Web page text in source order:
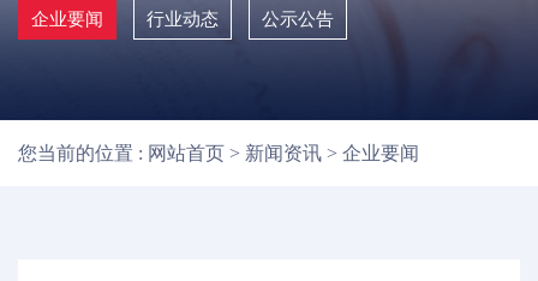
企业要闻 行业动态 公示公告
您当前的位置 : 网站首页 > 新闻资讯 > 企业要闻